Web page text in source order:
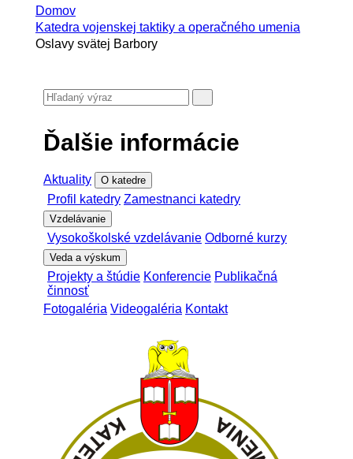
Domov
Katedra vojenskej taktiky a operačného umenia
Oslavy svätej Barbory
Ďalšie informácie
Aktuality O katedre
Profil katedry Zamestnanci katedry
Vzdelávanie
Vysokoškolské vzdelávanie Odborné kurzy
Veda a výskum
Projekty a štúdie Konferencie Publikačná
činnosť
Fotogaléria Videogaléria Kontakt